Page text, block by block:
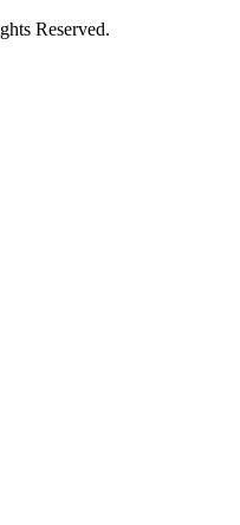
Reserved.